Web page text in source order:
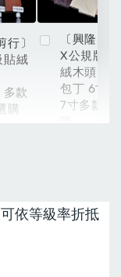
行〕
貼絨
款
購
〔興隆刀
X公規版磁
絨木頭刀
包丁 6寸
7寸多款材
依等級率折抵